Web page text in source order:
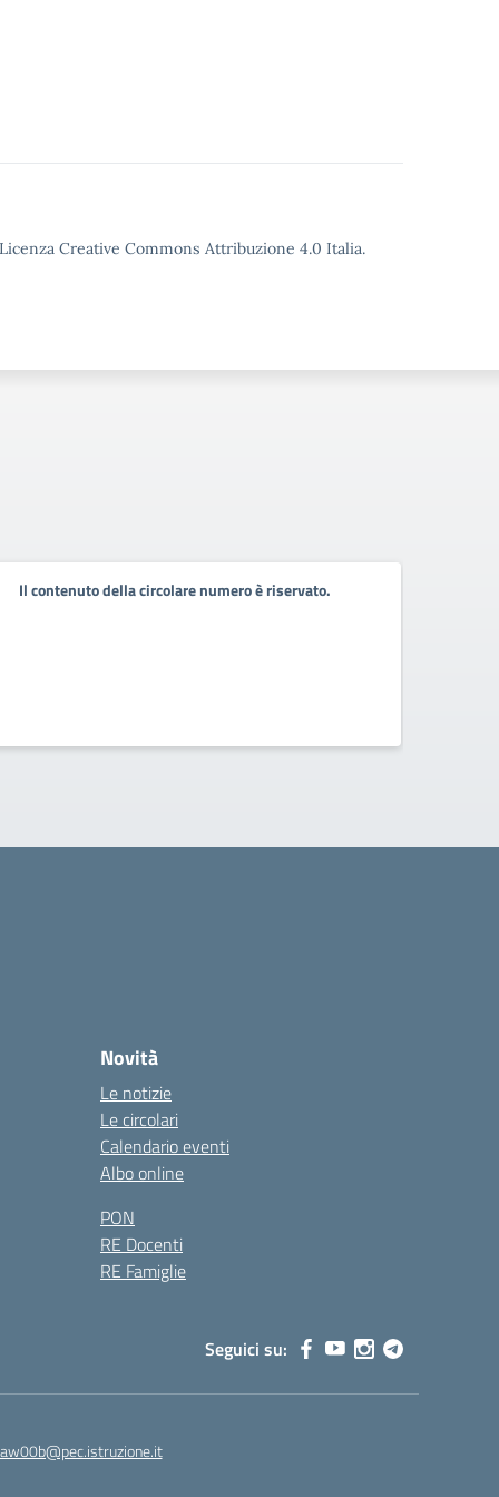
Creative Commons Attribuzione 4.0 Italia.
Il contenuto della circolare numero è riservato.
Novità
Le notizie
Le circolari
Calendario eventi
Albo online
PON
RE Docenti
RE Famiglie
Seguici su: